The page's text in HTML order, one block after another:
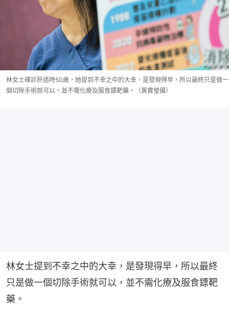
林女士確診肝癌時50歲，她提到不幸之中的大幸，是發現得早，所以最終只是做一
個切除手術就可以，並不需化療及服食鏢靶藥。（黃寶瑩攝）
林女士提到不幸之中的大幸，是發現得早，所以最終
只是做一個切除手術就可以，並不需化療及服食鏢靶
藥。